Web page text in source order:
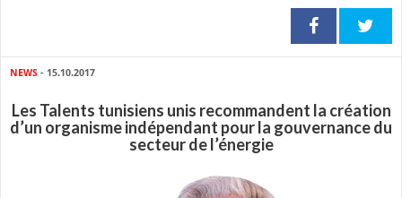
NEWS - 15.10.2017
Les Talents tunisiens unis recommandent la création
d’un organisme indépendant pour la gouvernance du
secteur de l’énergie